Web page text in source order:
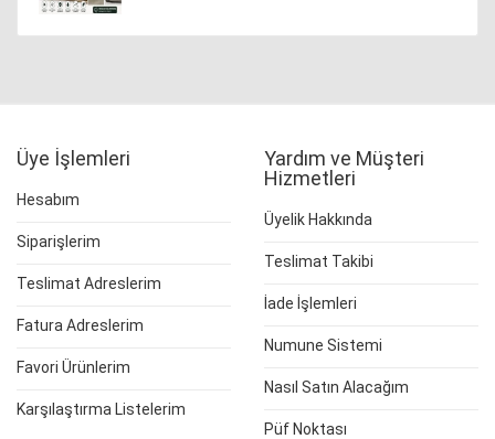
Üye İşlemleri
Hesabım
Siparişlerim
Teslimat Adreslerim
Fatura Adreslerim
Favori Ürünlerim
Karşılaştırma Listelerim
Yardım ve Müşteri
Hizmetleri
Üyelik Hakkında
Teslimat Takibi
İade İşlemleri
Numune Sistemi
Nasıl Satın Alacağım
Püf Noktası